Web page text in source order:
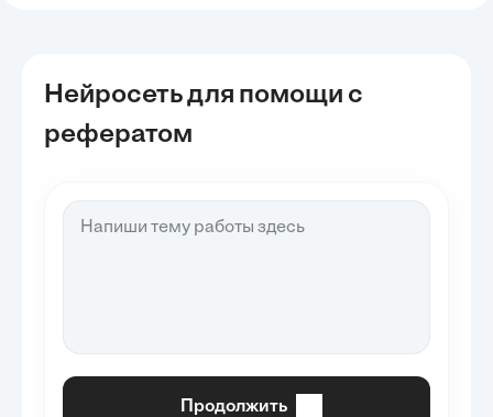
Нейросеть для помощи с
рефератом
Продолжить